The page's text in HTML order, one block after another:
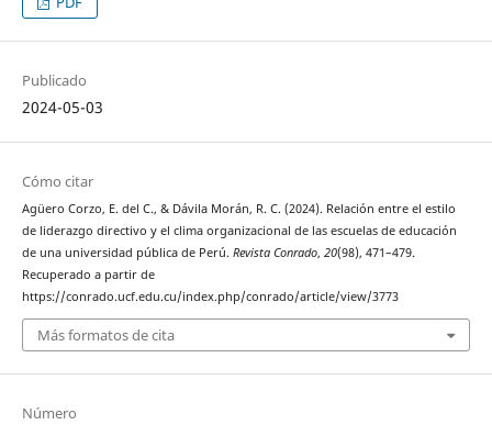
Publicado
2024-05-03
Cómo citar
Agüero Corzo, E. del C., & Dávila Morán, R. C. (2024). Relación entre el estilo
de liderazgo directivo y el clima organizacional de las escuelas de educación
de una universidad pública de Perú. Revista Conrado, 20(98), 471–479.
Recuperado a partir de
https://conrado.ucf.edu.cu/index.php/conrado/article/view/3773
Más formatos de cita
Número